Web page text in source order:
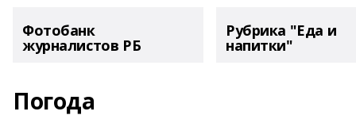
Фотобанк
журналистов РБ
Рубрика "Еда и
напитки"
Погода